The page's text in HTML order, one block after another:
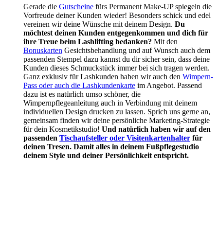
Gerade die Gutscheine fürs Permanent Make-UP spiegeln die
Vorfreude deiner Kunden wieder! Besonders schick und edel
vereinen wir deine Wünsche mit deinem Design. Du
möchtest deinen Kunden entgegenkommen und dich für
ihre Treue beim Lashlifting bedanken? Mit den
Bonuskarten Gesichtsbehandlung und auf Wunsch auch dem
passenden Stempel dazu kannst du dir sicher sein, dass deine
Kunden dieses Schmuckstück immer bei sich tragen werden.
Ganz exklusiv für Lashkunden haben wir auch den Wimpern-
Pass oder auch die Lashkundenkarte im Angebot. Passend
dazu ist es natürlich umso schöner, die
Wimpernpflegeanleitung auch in Verbindung mit deinem
individuellen Design drucken zu lassen. Sprich uns gerne an,
gemeinsam finden wir deine persönliche Marketing-Strategie
für dein Kosmetikstudio! Und natürlich haben wir auf den
passenden Tischaufsteller oder Visitenkartenhalter für
deinen Tresen. Damit alles in deinem Fußpflegestudio
deinem Style und deiner Persönlichkeit entspricht.